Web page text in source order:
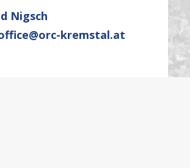
Nigsch
kremstal.at